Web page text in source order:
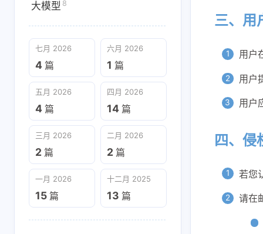
互动
最新评论
正在加载中...
三、用
用户
用户
用户
四、侵
若您
请在
大模型 8
七月 2026
4 篇
六月 2026
1 篇
五月 2026
4 篇
四月 2026
14 篇
三月 2026
2 篇
二月 2026
2 篇
一月 2026
15 篇
十二月 2025
13 篇
互动
最新评论
正在加载中...